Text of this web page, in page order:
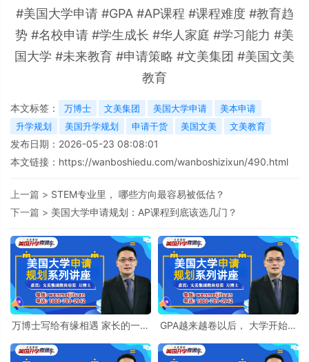
#美国大学申请 #GPA #AP课程 #课程难度 #教育趋
势 #名校申请 #学生成长 #华人家庭 #学习能力 #美
国大学 #未来教育 #申请策略 #文美集团 #美国文美
教育
本文标签： 万博士 文美集团 美国大学申请
美本申请
升学规划
美国升学规划 申请干货 美国文美 文美教育
发布日期：2026-05-23 08:08:01
本文链接： https://wanboshiedu.com/wanboshizixun/490.html
上一篇 > STEM专业里， 哪些方向最容易被低估？
下一篇 > 美国大学申请规划：AP课程到底该选几门？
万博士写给有缘相遇 家长的一封
GPA越来越卷以后， 大学开始偷